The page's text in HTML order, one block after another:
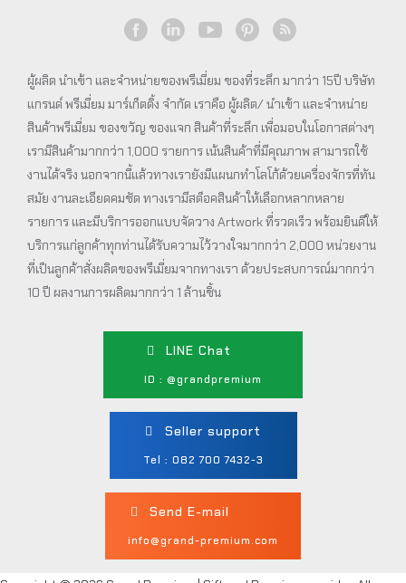
ผู้ผลิต นำเข้า และจำหน่ายของพรีเมี่ยม ของที่ระลึก มากว่า 15ปี บริษัท
แกรนด์ พรีเมี่ยม มาร์เก็ตติ้ง จำกัด เราคือ ผู้ผลิต/ นำเข้า และจำหน่าย
สินค้าพรีเมี่ยม ของขวัญ ของแจก สินค้าที่ระลึก เพื่อมอบในโอกาสต่างๆ
เรามีสินค้ามากกว่า 1,000 รายการ เน้นสินค้าที่มีคุณภาพ สามารถใช้
งานได้จริง นอกจากนี้แล้วทางเรายังมีแผนกทำโลโก้ด้วยเครื่องจักรที่ทัน
สมัย งานละเอียดคมชัด ทางเรามีสต็อคสินค้าให้เลือกหลากหลาย
รายการ และมีบริการออกแบบจัดวาง Artwork ที่รวดเร็ว พร้อมยินดีให้
บริการแก่ลูกค้าทุกท่านได้รับความไว้วางใจมากกว่า 2,000 หน่วยงาน
ที่เป็นลูกค้าสั่งผลิตของพรีเมี่ยมจากทางเรา ด้วยประสบการณ์มากกว่า
10 ปี ผลงานการผลิตมากกว่า 1 ล้านชิ้น
LINE Chat
ID : @grandpremium
Seller support
Tel : 082 700 7432-3
Send E-mail
info@grand-premium.com